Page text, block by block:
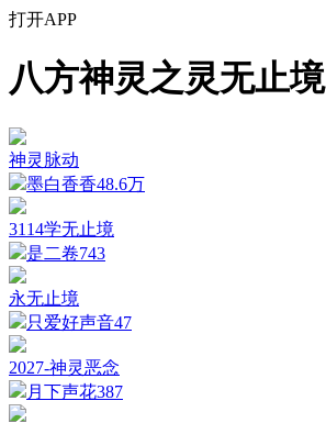
打开APP
八方神灵之灵无止境
神灵脉动
墨白香香48.6万
3114学无止境
是二卷743
永无止境
只爱好声音47
2027-神灵恶念
月下声花387